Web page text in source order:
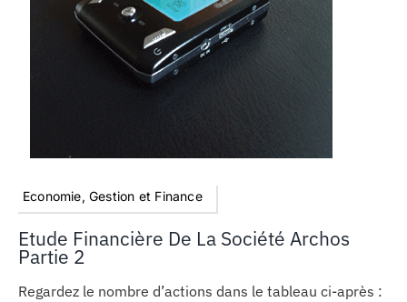
Economie, Gestion et Finance
Etude Financière De La Société Archos
Partie 2
Regardez le nombre d’actions dans le tableau ci-après :